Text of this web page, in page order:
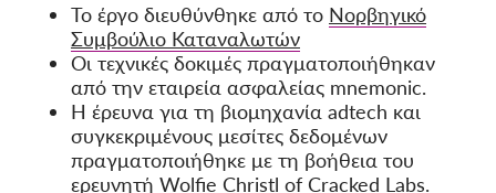
Το έργο διευθύνθηκε από το Νορβηγικό
Συμβούλιο Καταναλωτών
Οι τεχνικές δοκιμές πραγματοποιήθηκαν
από την εταιρεία ασφαλείας mnemonic.
Η έρευνα για τη βιομηχανία adtech και
συγκεκριμένους μεσίτες δεδομένων
πραγματοποιήθηκε με τη βοήθεια του
ερευνητή Wolfie Christl of Cracked Labs.